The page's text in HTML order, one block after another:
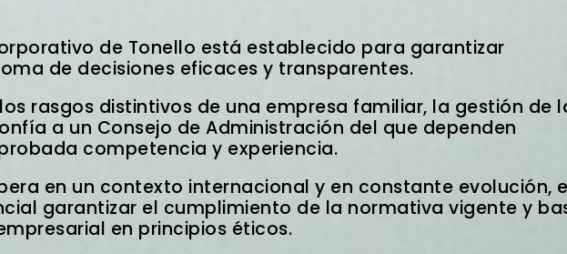
de Tonello está establecido para garantizar
de decisiones eficaces y transparentes.
rasgos distintivos de una empresa familiar, la gestión de
a un Consejo de Administración del que dependen
competencia y experiencia.
en un contexto internacional y en constante evolución,
garantizar el cumplimiento de la normativa vigente y
en principios éticos.